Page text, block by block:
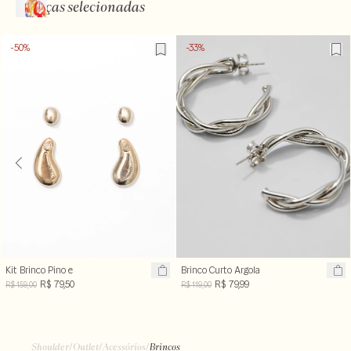
Peças selecionadas
-50%
Kit Brinco Pino e
Gota
R$ 159,00 R$ 79,50
-33%
Brinco Curto Argola
Trançada
R$ 119,00 R$ 79,99
Shoulder/Outlet/Acessórios/Brincos